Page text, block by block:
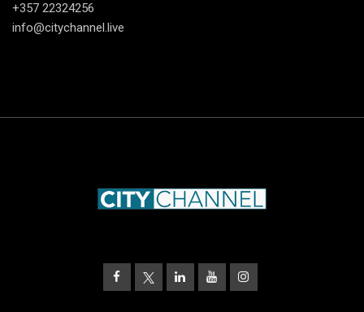
+357 22324256
info@citychannel.live